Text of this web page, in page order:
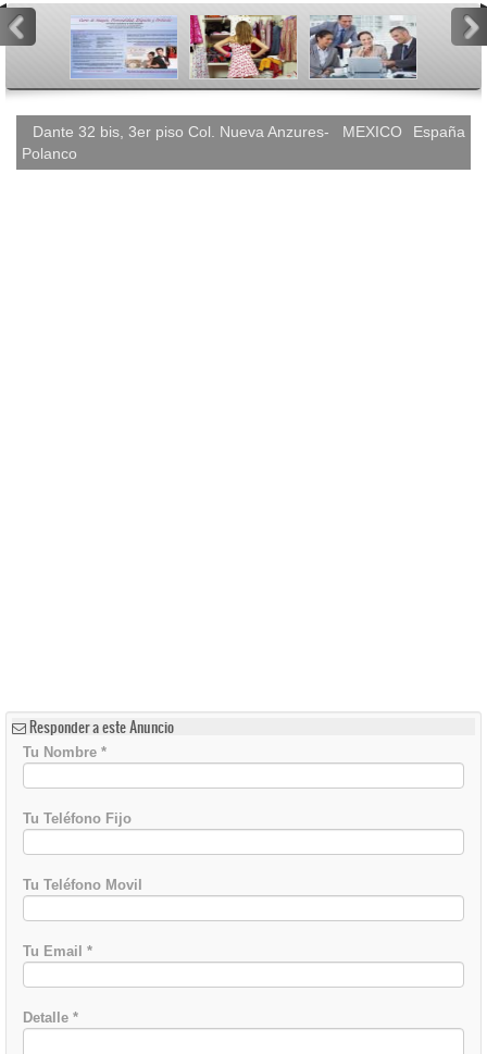
Dante 32 bis, 3er piso Col. Nueva Anzures-
Polanco
MEXICO España
Responder a este Anuncio
Tu Nombre *
Tu Teléfono Fijo
Tu Teléfono Movil
Tu Email *
Detalle *